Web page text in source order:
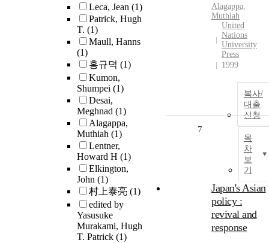
Leca, Jean (1)
Patrick, Hugh
T. (1)
Maull, Hanns
(1)
홍규덕 (1)
Kumon,
Shumpei (1)
Desai,
Meghnad (1)
Alagappa,
Muthiah (1)
Lentner,
Howard H (1)
Elkington,
John (1)
村上泰亮 (1)
edited by
Yasusuke
Murakami, Hugh
T. Patrick (1)
Alagappa,
Muthiah
United
Nations
University
Press
1999
복사/
대출
신청
목
차
보
기
7
Japan's Asian
policy :
revival and
response